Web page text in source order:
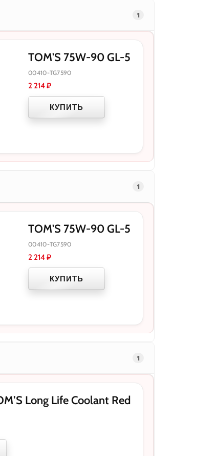
1
TOM'S 75W-90 GL-5
00410-TG7590
2 214₽
КУПИТЬ
1
TOM'S 75W-90 GL-5
00410-TG7590
2 214₽
КУПИТЬ
1
Long Life Coolant Red